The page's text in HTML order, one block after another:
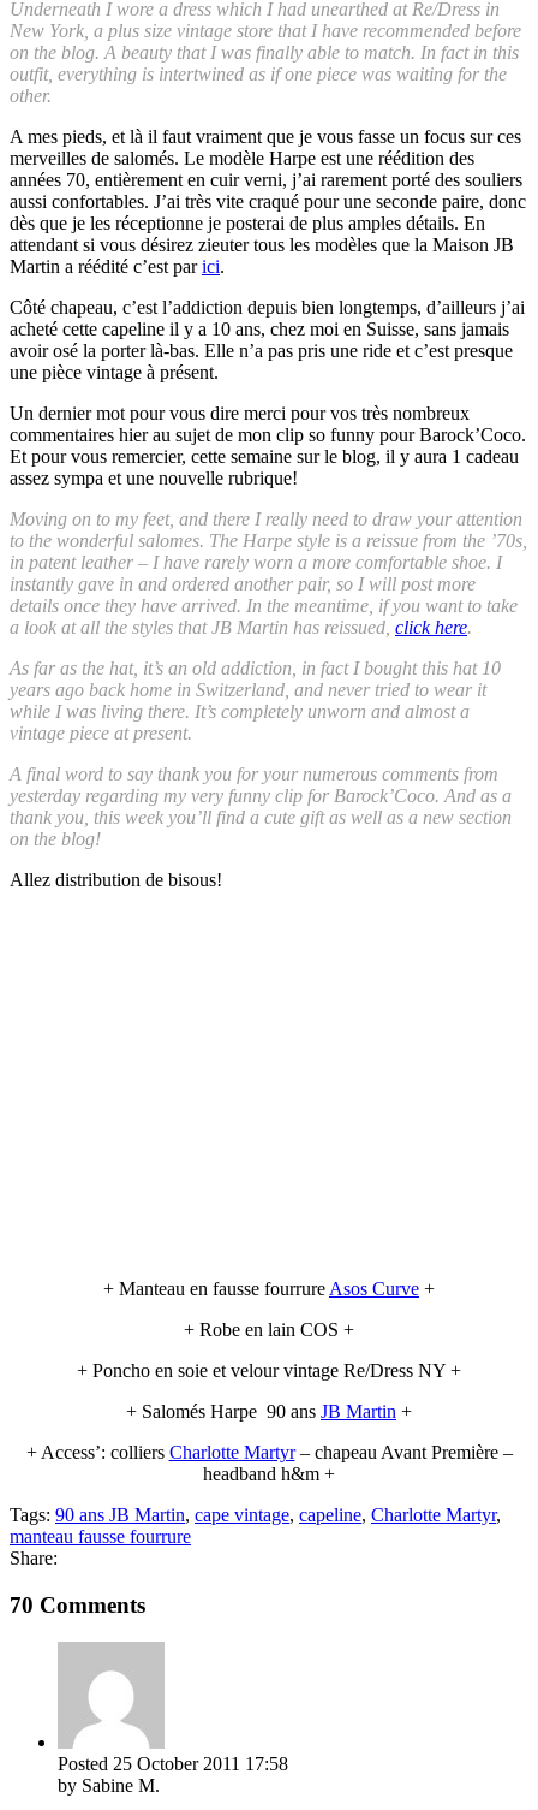
Underneath I wore a dress which I had unearthed at Re/Dress in
New York, a plus size vintage store that I have recommended before
on the blog. A beauty that I was finally able to match. In fact in this
outfit, everything is intertwined as if one piece was waiting for the
other.
A mes pieds, et là il faut vraiment que je vous fasse un focus sur ces
merveilles de salomés. Le modèle Harpe est une réédition des
années 70, entièrement en cuir verni, j’ai rarement porté des souliers
aussi confortables. J’ai très vite craqué pour une seconde paire, donc
dès que je les réceptionne je posterai de plus amples détails. En
attendant si vous désirez zieuter tous les modèles que la Maison JB
Martin a réédité c’est parici.
Côté chapeau, c’est l’addiction depuis bien longtemps, d’ailleurs j’ai
acheté cette capeline il y a 10 ans, chez moi en Suisse, sans jamais
avoir osé la porter là-bas. Elle n’a pas pris une ride et c’est presque
une pièce vintage à présent.
Un dernier mot pour vous dire merci pour vos très nombreux
commentaires hier au sujet de mon clip so funny pour Barock’Coco.
Et pour vous remercier, cette semaine sur le blog, il y aura 1 cadeau
assez sympa et une nouvelle rubrique!
Moving on to my feet, and there I really need to draw your attention
to the wonderful salomes. The Harpe style is a reissue from the ’70s,
in patent leather – I have rarely worn a more comfortable shoe. I
instantly gave in and ordered another pair, so I will post more
details once they have arrived. In the meantime, if you want to take
a look at all the styles that JB Martin has reissued, click here.
As far as the hat, it’s an old addiction, in fact I bought this hat 10
years ago back home in Switzerland, and never tried to wear it
while I was living there. It’s completely unworn and almost a
vintage piece at present.
A final word to say thank you for your numerous comments from
yesterday regarding my very funny clip for Barock’Coco. And as a
thank you, this week you’ll find a cute gift as well as a new section
on the blog!
Allez distribution de bisous!
+ Manteau en fausse fourrure Asos Curve +
+ Robe en lain COS +
+ Poncho en soie et velour vintage Re/Dress NY +
+ Salomés Harpe 90 ans JB Martin +
+ Access’: colliers Charlotte Martyr– chapeau Avant Première –
headband h&m +
Tags: 90 ans JB Martin, cape vintage, capeline, Charlotte Martyr,
manteau fausse fourrure
Share:
70 Comments
Posted 25 October 2011 17:58
by Sabine M.